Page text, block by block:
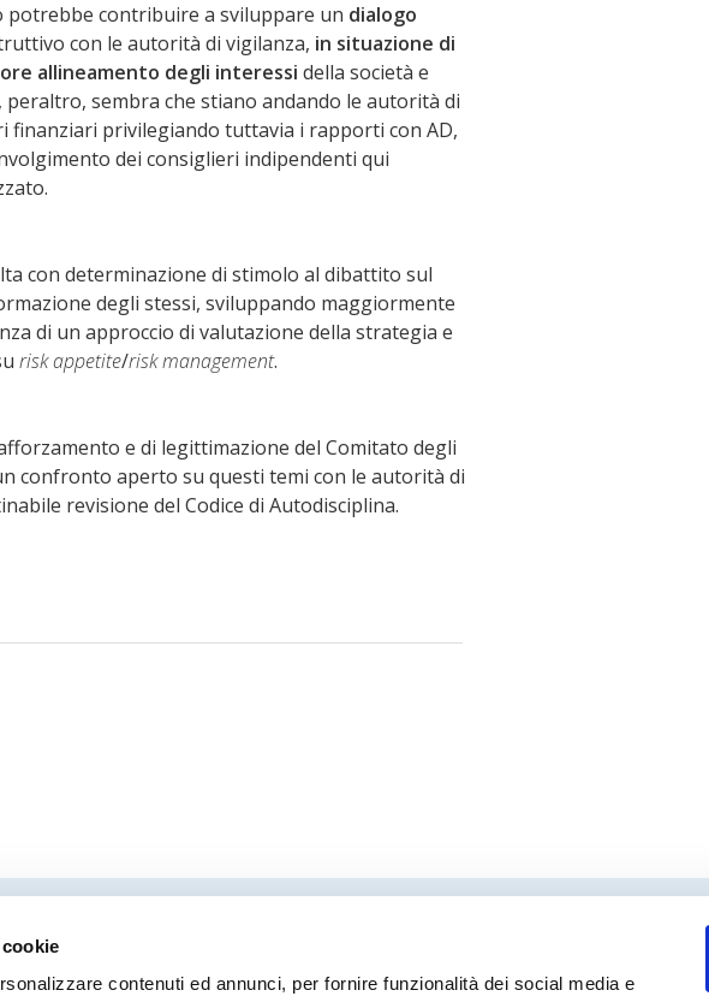
contenuti ed annunci, per fornire funzionalità dei social media e
contribuire a sviluppare un dialogo
con le autorità di vigilanza, in situazione di
allineamento degli interessi della società e
sembra che stiano andando le autorità di
finanziari privilegiando tuttavia i rapporti con AD,
dei consiglieri indipendenti qui
con determinazione di stimolo al dibattito sul
degli stessi, sviluppando maggiormente
di un approccio di valutazione della strategia e
risk appetite/risk management.
e di legittimazione del Comitato degli
confronto aperto su questi temi con le autorità di
revisione del Codice di Autodisciplina.
Direttore responsabile
Coordinamento editoriale